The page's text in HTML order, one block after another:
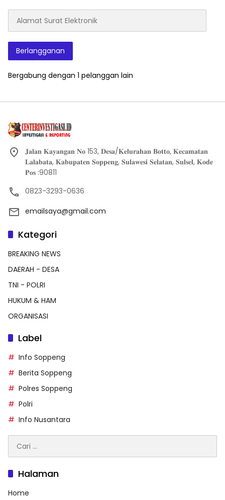
Surat
Berlangganan
Bergabung dengan 1 pelanggan lain
𝐉𝐚𝐥𝐚𝐧 𝐊𝐚𝐲𝐚𝐧𝐠𝐚𝐧 𝐍𝐨 153, 𝐃𝐞𝐬𝐚/𝐊𝐞𝐥𝐮𝐫𝐚𝐡𝐚𝐧 𝐁𝐨𝐭𝐭𝐨, 𝐊𝐞𝐜𝐚𝐦𝐚𝐭𝐚𝐧
𝐋𝐚𝐥𝐚𝐛𝐚𝐭𝐚, 𝐊𝐚𝐛𝐮𝐩𝐚𝐭𝐞𝐧 𝐒𝐨𝐩𝐩𝐞𝐧𝐠, 𝐒𝐮𝐥𝐚𝐰𝐞𝐬𝐢 𝐒𝐞𝐥𝐚𝐭𝐚𝐧, 𝐒𝐮𝐥𝐬𝐞𝐥, 𝐊𝐨𝐝𝐞
𝐏𝐨𝐬 :90811
0823-3293-0636
emailsaya@gmail.com
Kategori
BREAKING NEWS
DAERAH - DESA
TNI - POLRI
HUKUM & HAM
ORGANISASI
Label
Info Soppeng
Berita Soppeng
Polres Soppeng
Polri
Info Nusantara
untuk:
Halaman
Home